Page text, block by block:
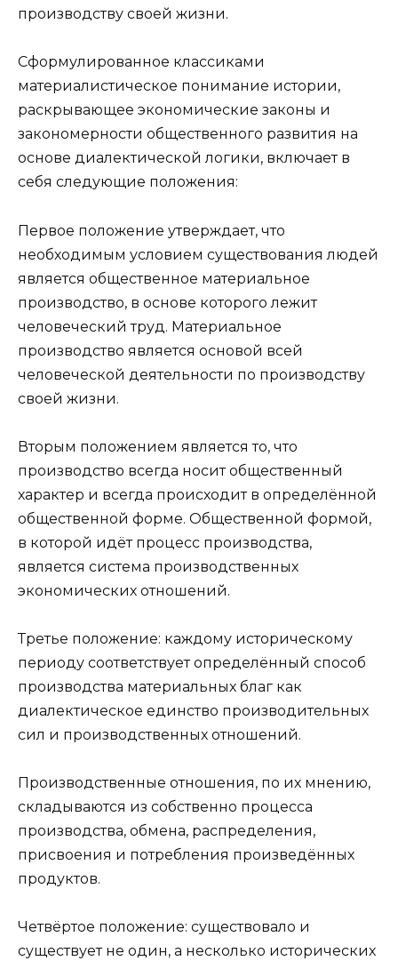
производству своей жизни.
Сформулированное классиками
материалистическое понимание истории,
раскрывающее экономические законы и
закономерности общественного развития на
основе диалектической логики, включает в
себя следующие положения:
Первое положение утверждает, что
необходимым условием существования людей
является общественное материальное
производство, в основе которого лежит
человеческий труд. Материальное
производство является основой всей
человеческой деятельности по производству
своей жизни.
Вторым положением является то, что
производство всегда носит общественный
характер и всегда происходит в определённой
общественной форме. Общественной формой,
в которой идёт процесс производства,
является система производственных
экономических отношений.
Третье положение: каждому историческому
периоду соответствует определённый способ
производства материальных благ как
диалектическое единство производительных
сил и производственных отношений.
Производственные отношения, по их мнению,
складываются из собственно процесса
производства, обмена, распределения,
присвоения и потребления произведённых
продуктов.
Четвёртое положение: существовало и
существует не один, а несколько исторических